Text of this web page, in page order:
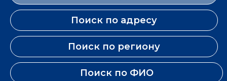
Поиск по адресу
Поиск по региону
Поиск по ФИО